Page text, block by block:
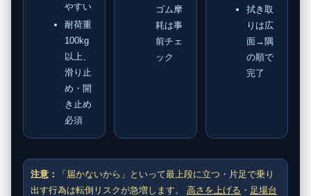
やすい
耐荷重
100kg
以上、
滑り止
め・開
き止め
必須
ゴム摩
耗は事
前チェ
ック
拭き取
りは広
面→隅
の順で
完了
注意：
「届かないから」といって最上段に立つ・片足で乗り
出す行為は転倒リスクが急増します。 高さを上げる ・ 足場台